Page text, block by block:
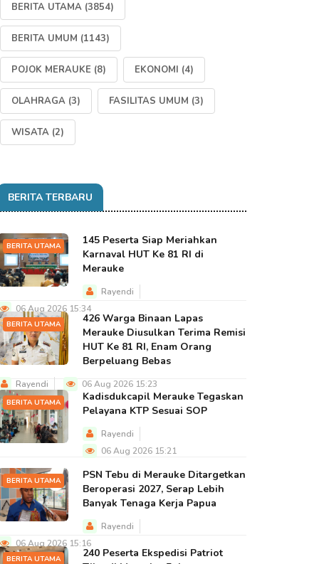
BERITA UTAMA (3854)
BERITA UMUM (1143)
POJOK MERAUKE (8) EKONOMI (4)
OLAHRAGA (3) FASILITAS UMUM (3)
WISATA (2)
BERITA TERBARU
BERITA UTAMA
145 Peserta Siap Meriahkan
Karnaval HUT Ke 81 RI di
Merauke
Rayendi
06 Aug 2026 15:34
BERITA UTAMA
426 Warga Binaan Lapas
Merauke Diusulkan Terima Remisi
HUT Ke 81 RI, Enam Orang
Berpeluang Bebas
Rayendi 06 Aug 2026 15:23
BERITA UTAMA
Kadisdukcapil Merauke Tegaskan
Pelayana KTP Sesuai SOP
Rayendi
06 Aug 2026 15:21
BERITA UTAMA
PSN Tebu di Merauke Ditargetkan
Beroperasi 2027, Serap Lebih
Banyak Tenaga Kerja Papua
Rayendi
06 Aug 2026 15:16
BERITA UTAMA
240 Peserta Ekspedisi Patriot